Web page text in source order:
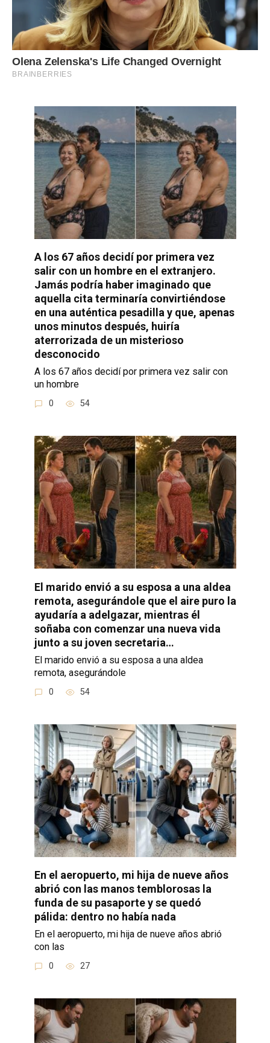
A los 67 años decidí por primera vez
salir con un hombre en el extranjero.
Jamás podría haber imaginado que
aquella cita terminaría convirtiéndose
en una auténtica pesadilla y que, apenas
unos minutos después, huiría
aterrorizada de un misterioso
desconocido
A los 67 años decidí por primera vez salir con
un hombre
0 54
El marido envió a su esposa a una aldea
remota, asegurándole que el aire puro la
ayudaría a adelgazar, mientras él
soñaba con comenzar una nueva vida
junto a su joven secretaria…
El marido envió a su esposa a una aldea
remota, asegurándole
0 54
En el aeropuerto, mi hija de nueve años
abrió con las manos temblorosas la
funda de su pasaporte y se quedó
pálida: dentro no había nada
En el aeropuerto, mi hija de nueve años abrió
con las
0 27